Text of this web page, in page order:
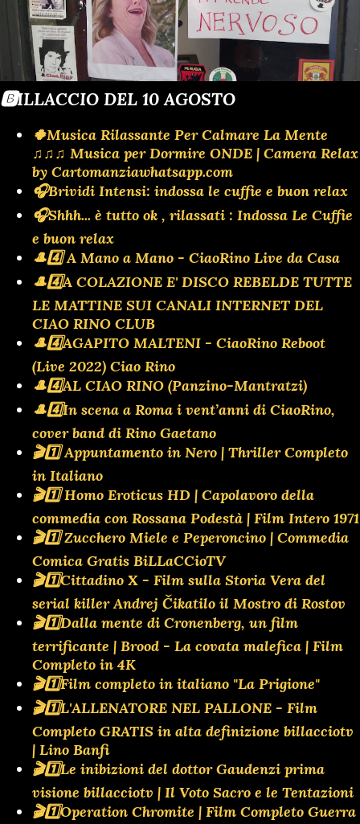
🅱️ILLACCIO DEL 10 AGOSTO
🍀Musica Rilassante Per Calmare La Mente
♫♫♫ Musica per Dormire ONDE | Camera Relax
by Cartomanziawhatsapp.com
🎧Brividi Intensi: indossa le cuffie e buon relax
🎧Shhh... è tutto ok , rilassati : Indossa Le Cuffie
e buon relax
🎩4️⃣ A Mano a Mano - CiaoRino Live da Casa
🎩4️⃣A COLAZIONE E' DISCO REBELDE TUTTE
LE MATTINE SUI CANALI INTERNET DEL
CIAO RINO CLUB
🎩4️⃣AGAPITO MALTENI - CiaoRino Reboot
(Live 2022) Ciao Rino
🎩4️⃣AL CIAO RINO (Panzino-Mantratzi)
🎩4️⃣In scena a Roma i vent’anni di CiaoRino,
cover band di Rino Gaetano
🎬1️⃣ Appuntamento in Nero | Thriller Completo
in Italiano
🎬1️⃣ Homo Eroticus HD | Capolavoro della
commedia con Rossana Podestà | Film Intero 1971
🎬1️⃣ Zucchero Miele e Peperoncino | Commedia
Comica Gratis BiLLaCCioTV
🎬1️⃣Cittadino X - Film sulla Storia Vera del
serial killer Andrej Čikatilo il Mostro di Rostov
🎬1️⃣Dalla mente di Cronenberg, un film
terrificante | Brood - La covata malefica | Film
Completo in 4K
🎬1️⃣Film completo in italiano "La Prigione"
🎬1️⃣L'ALLENATORE NEL PALLONE - Film
Completo GRATIS in alta definizione billacciotv
| Lino Banfi
🎬1️⃣Le inibizioni del dottor Gaudenzi prima
visione billacciotv | Il Voto Sacro e le Tentazioni
🎬1️⃣Operation Chromite | Film Completo Guerra